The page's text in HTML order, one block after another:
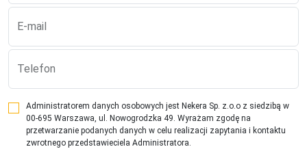
Jedzenie i picie
Restauracje, Restauracje a la carte, Bary
Bed&breaksfast+
Śniadanie (07:30 - 10:30) - tandoor restaurant, a la carte,
Kolacja (18:30 - 23:00) - tandoor restaurant, a la carte ¹⁾,
Tandoor (18:30 - 23:00) (18:30 - 23:00), bez limitu, Kuchnia:
indyjska, Wymagana rezerwacja: Tak ¹⁾, napoje
bezalkoholowe ¹⁾, alkohole lokalne ¹⁾, room service ¹⁾
E-mail
Telefon
Administratorem danych osobowych jest Nekera Sp. z.o.o z siedzibą w
00-695 Warszawa, ul. Nowogrodzka 49. Wyrażam zgodę na
przetwarzanie podanych danych w celu realizacji zapytania i kontaktu
zwrotnego przedstawieciela Administratora.